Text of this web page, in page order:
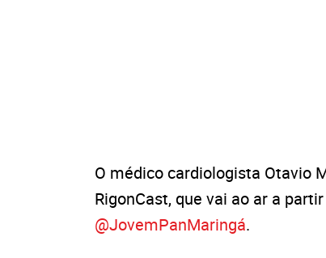
O médico cardiologista Otavio
RigonCast, que vai ao ar a
@JovemPanMaringá.